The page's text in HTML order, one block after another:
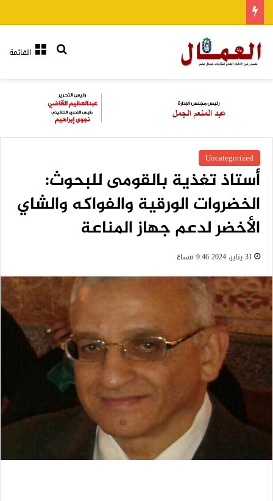
القائمةبحث عن
Uncategorized
أستاذ تغذية بالقومى للبحوث:
الخضروات الورقية والفواكه والشاي
الأخضر لدعم جهاز المناعة
31 يناير، 2024 9:46 مساءً